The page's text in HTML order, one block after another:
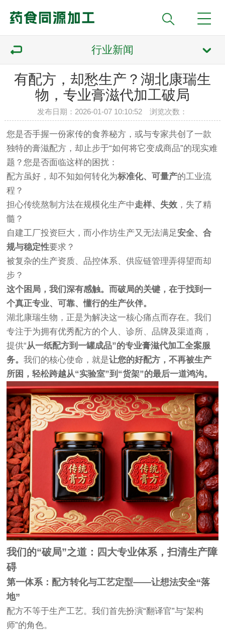
行业新闻
有配方，却愁生产？湖北康瑞生
物，专业膏滋代加工破局
发布日期：2026-01-07 10:10:52 浏览次数：
您是否手握一份家传的食养秘方，或与专家共创了一款
独特的膏滋配方，却止步于“如何将它变成商品”的现实难
题？您是否面临这样的困扰：
配方虽好，却不知如何转化为标准化、可量产的工业流
程？
担心传统熬制方法在规模化生产中走样、失效 ，失了精
髓？
自建工厂投资巨大，而小作坊生产又无法满足安全、合
规与稳定性要求？
被复杂的生产资质、品控体系、供应链管理弄得望而却
步？
这个困局，我们深有感触。而破局的关键，在于找到一
个真正专业、可靠、懂行的生产伙伴。
湖北康瑞生物，正是为解决这一核心痛点而存在。我们
专注于为拥有优秀配方的个人、诊所、品牌及渠道商，
提供“从一纸配方到一罐成品”的专业膏滋代加工全案服
务。我们的核心使命，就是让您的好配方，不再被生产
所困，轻松跨越从“实验室”到“货架”的最后一道鸿沟。
我们的“破局”之道：四大专业体系，扫清生产障
碍
第一体系：配方转化与工艺定型——让想法安全“落
地”
配方不等于生产工艺。我们首先扮演“翻译官”与“架构
师”的角色。